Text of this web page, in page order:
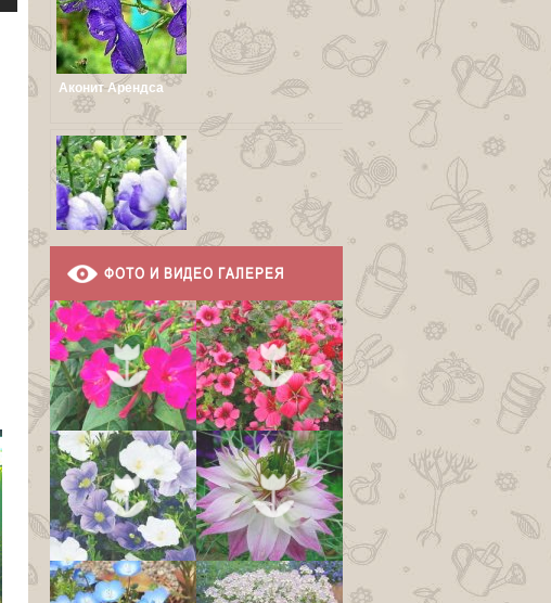
Аконит Арендса
Аконит бело-
фиолетовый
Аконит дубравный
ФОТО И ВИДЕО ГАЛЕРЕЯ